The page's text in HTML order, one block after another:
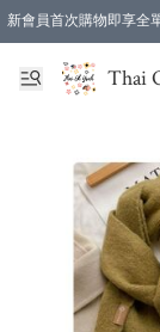
新會員首次購物即享全
特選會員可享全單低至
Thai